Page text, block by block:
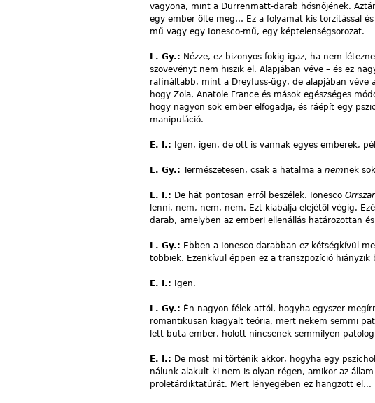
vagyona, mint a Dürrenmatt-darab hősnőjének.
egy ember ölte meg… Ez a folyamat kis torzítással
mű vagy egy Ionesco-mű, egy képtelenségsorozat.
L. Gy.: Nézze, ez bizonyos fokig igaz, ha nem
szövevényt nem hiszik el. Alapjában véve – és ez
rafináltabb, mint a Dreyfuss-ügy, de alapjában véve
hogy Zola, Anatole France és mások egészséges
hogy nagyon sok ember elfogadja, és ráépít egy
manipuláció.
E. I.: Igen, igen, de ott is vannak egyes emberek,
L. Gy.: Természetesen, csak a hatalma a nemnek
E. I.: De hát pontosan erről beszélek. Ionesco
lenni, nem, nem, nem. Ezt kiabálja elejétől végig.
darab, amelyben az emberi ellenállás határozottan
L. Gy.: Ebben a Ionesco-darabban ez kétségkívül
többiek. Ezenkívül éppen ez a transzpozíció
E. I.: Igen.
L. Gy.: Én nagyon félek attól, hogyha egyszer
romantikusan kiagyalt teória, mert nekem semmi
lett buta ember, holott nincsenek semmilyen
E. I.: De most mi történik akkor, hogyha egy
nálunk alakult ki nem is olyan régen, amikor az
proletárdiktatúrát. Mert lényegében ez hangzott el...